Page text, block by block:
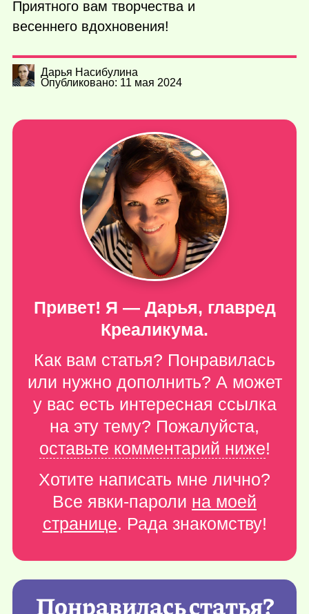
Приятного вам творчества и
весеннего вдохновения!
Дарья Насибулина
Опубликовано: 11 мая 2024
Привет! Я — Дарья, главред
Креаликума.
Как вам статья? Понравилась
или нужно дополнить? А может
у вас есть интересная ссылка
на эту тему? Пожалуйста,
оставьте комментарий ниже!
Хотите написать мне лично?
Все явки-пароли на моей
странице. Рада знакомству!
Понравилась статья?